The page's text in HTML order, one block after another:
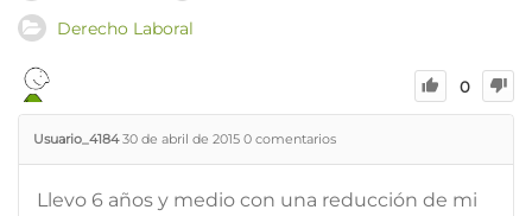
Derecho Laboral
0
Usuario_4184 30 de abril de 2015 0 comentarios
Llevo 6 años y medio con una reducción de mi